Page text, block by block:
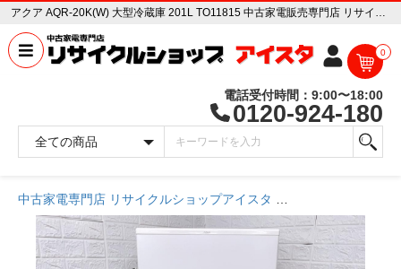
アクア AQR-20K(W) 大型冷蔵庫 201L TO11815 中古家電販売専門店 リサイクルショップ アイスタ
0
電話受付時間：9:00〜18:00
0120-924-180
中古家電専門店 リサイクルショップアイスタ